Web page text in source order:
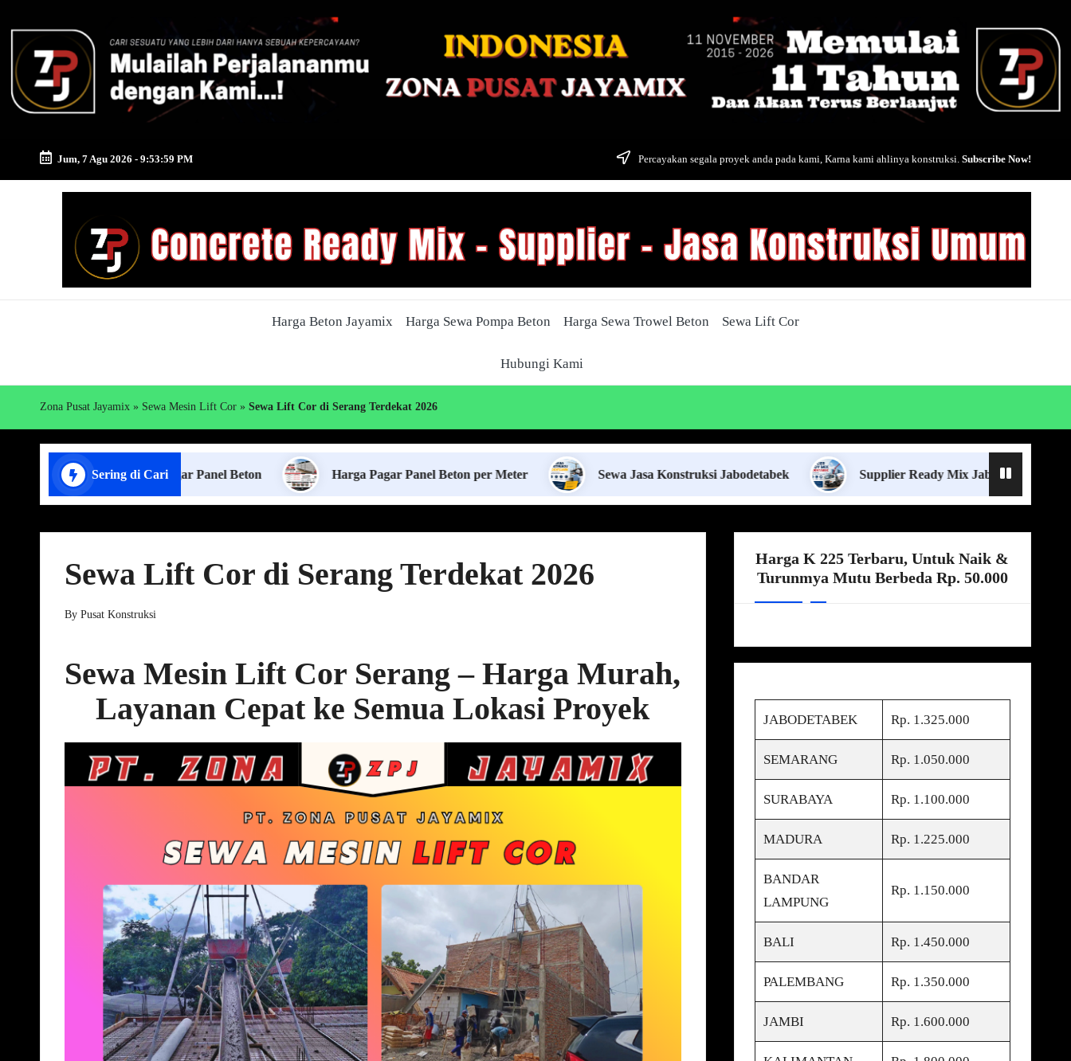
content
Jum, 7 Agu 2026 - 9:54:00 PM Percayakan segala proyek anda pada kami, Karna kami ahlinya konstruksi. Subscribe Now!
Harga Beton Jayamix Harga Sewa Pompa Beton Harga Sewa Trowel Beton Sewa Lift Cor
Hubungi Kami
Zona Pusat Jayamix » Sewa Mesin Lift Cor » Sewa Lift Cor di Serang Terdekat 2026
Sering di Cari
Jasa Pasang Pagar Panel Beton Harga Pagar Panel Beton per Meter Sewa Jasa Konstruksi Jabodetabek Supplier Ready Mix Jabodetabek
Sewa Lift Cor di Serang Terdekat 2026
Posted
By Pusat Konstruksi
Sewa Mesin Lift Cor Serang – Harga Murah,
Layanan Cepat ke Semua Lokasi Proyek
Harga K 225 Terbaru, Untuk Naik &
Turunmya Mutu Berbeda Rp. 50.000
JABODETABEK Rp. 1.325.000
SEMARANG Rp. 1.050.000
SURABAYA Rp. 1.100.000
MADURA Rp. 1.225.000
BANDAR
LAMPUNG
Rp. 1.150.000
BALI Rp. 1.450.000
PALEMBANG Rp. 1.350.000
JAMBI Rp. 1.600.000